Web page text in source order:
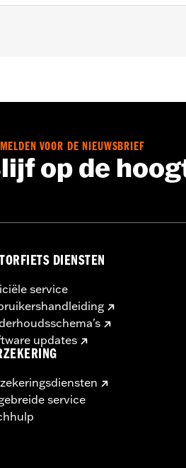
Lock Kit P/N 90300030 is
conversie hardware kit
warrantyvoor meer info
VOOR DE NIEUWSBRIEF
op de
DIENSTEN
service
updates
service